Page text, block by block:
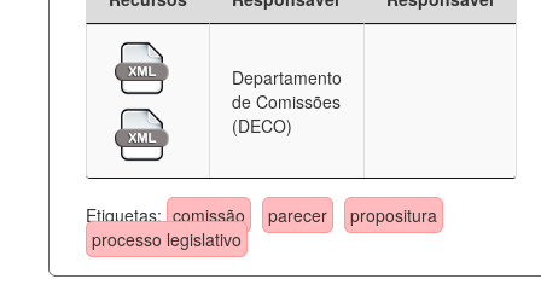
Departamento
de Comissões
(DECO)
Etiquetas: comissão parecer
propositura
processo legislativo